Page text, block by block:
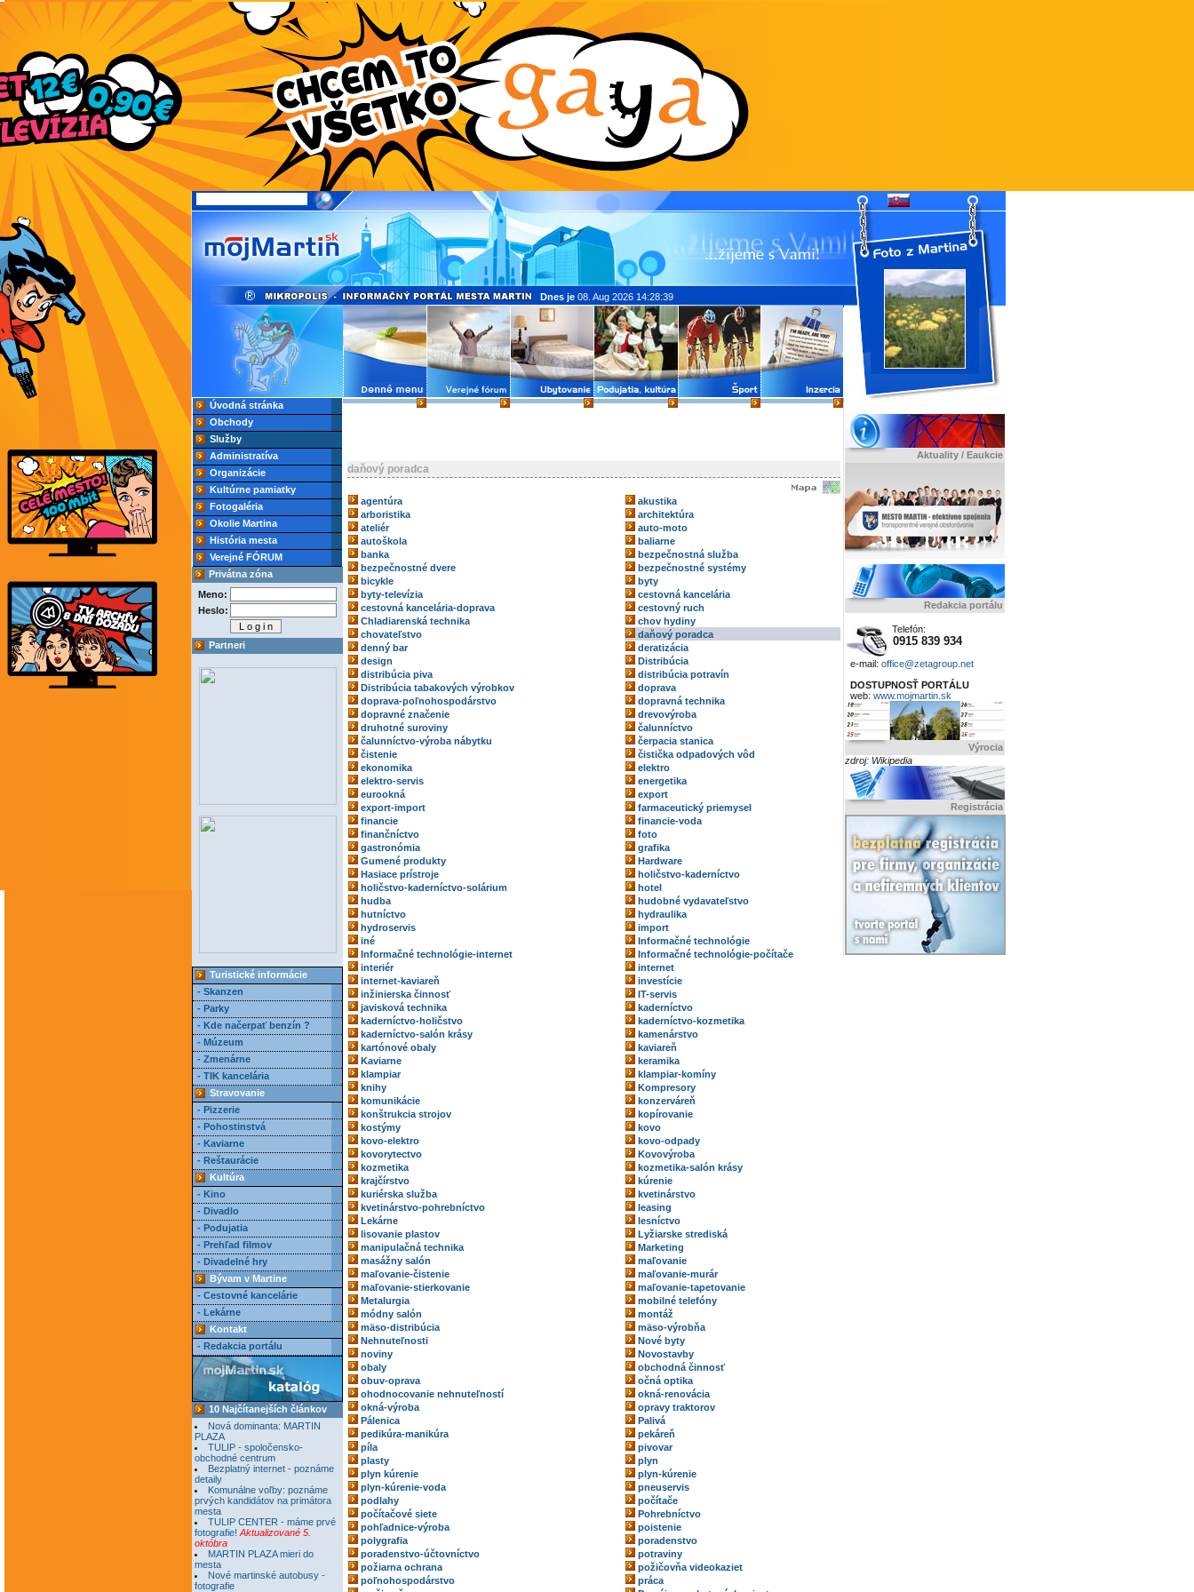
Úvodná stránka
Obchody
Služby
Administratíva
Organizácie
Kultúrne pamiatky
Fotogaléria
Okolie Martina
História mesta
Verejné FÓRUM
Privátna zóna
Meno:
Heslo:
Partneri
Turistické informácie
- Skanzen
- Parky
- Kde načerpať benzín ?
- Múzeum
- Zmenárne
- TIK kancelária
Stravovanie
- Pizzerie
- Pohostinstvá
- Kaviarne
- Reštaurácie
Kultúra
- Kino
- Divadlo
- Podujatia
- Prehľad filmov
- Divadelné hry
Bývam v Martine
- Cestovné kancelárie
- Lekárne
Kontakt
- Redakcia portálu
10 Najčítanejších článkov
Nová dominanta: MARTIN
PLAZA
TULIP - spoločensko-
obchodné centrum
Bezplatný internet - poznáme
detaily
Komunálne voľby: poznáme
prvých kandidátov na primátora
mesta
TULIP CENTER - máme prvé
fotografie! Aktualizované 5.
októbra
MARTIN PLAZA mieri do
mesta
Nové martinské autobusy -
fotografie
Aktuality / Eaukcie
Redakcia portálu
Telefón:
0915 839 934
e-mail: office@zetagroup.net
DOSTUPNOSŤ PORTÁLU
web: www.mojmartin.sk
Výrocia
zdroj: Wikipedia
Registrácia
Dnes je 08. Aug 2026 14:28:39
daňový poradca
agentúra
akustika
arboristika
architektúra
ateliér
auto-moto
autoškola
baliarne
banka
bezpečnostná služba
bezpečnostné dvere
bezpečnostné systémy
bicykle
byty
byty-televízia
cestovná kancelária
cestovná kancelária-doprava
cestovný ruch
Chladiarenská technika
chov hydiny
chovateľstvo
daňový poradca
denný bar
deratizácia
design
Distribúcia
distribúcia piva
distribúcia potravín
Distribúcia tabakových výrobkov
doprava
doprava-poľnohospodárstvo
dopravná technika
dopravné značenie
drevovýroba
druhotné suroviny
čalunníctvo
čalunníctvo-výroba nábytku
čerpacia stanica
čistenie
čistička odpadových vôd
ekonomika
elektro
elektro-servis
energetika
eurookná
export
export-import
farmaceutický priemysel
financie
financie-voda
finančníctvo
foto
gastronómia
grafika
Gumené produkty
Hardware
Hasiace prístroje
holičstvo-kaderníctvo
holičstvo-kaderníctvo-solárium
hotel
hudba
hudobné vydavateľstvo
hutníctvo
hydraulika
hydroservis
import
iné
Informačné technológie
Informačné technológie-internet
Informačné technológie-počítače
interiér
internet
internet-kaviareň
investície
inžinierska činnosť
IT-servis
javisková technika
kaderníctvo
kaderníctvo-holičstvo
kaderníctvo-kozmetika
kaderníctvo-salón krásy
kamenárstvo
kartónové obaly
kaviareň
Kaviarne
keramika
klampiar
klampiar-komíny
knihy
Kompresory
komunikácie
konzerváreň
konštrukcia strojov
kopírovanie
kostýmy
kovo
kovo-elektro
kovo-odpady
kovorytectvo
Kovovýroba
kozmetika
kozmetika-salón krásy
krajčírstvo
kúrenie
kuriérska služba
kvetinárstvo
kvetinárstvo-pohrebníctvo
leasing
Lekárne
lesníctvo
lisovanie plastov
Lyžiarske strediská
manipulačná technika
Marketing
masážny salón
maľovanie
maľovanie-čistenie
maľovanie-murár
maľovanie-stierkovanie
maľovanie-tapetovanie
Metalurgia
mobilné telefóny
módny salón
montáž
mäso-distribúcia
mäso-výrobňa
Nehnuteľnosti
Nové byty
noviny
Novostavby
obaly
obchodná činnosť
obuv-oprava
očná optika
ohodnocovanie nehnuteľností
okná-renovácia
okná-výroba
opravy traktorov
Pálenica
Palivá
pedikúra-manikúra
pekáreň
píla
pivovar
plasty
plyn
plyn kúrenie
plyn-kúrenie
plyn-kúrenie-voda
pneuservis
podlahy
počítače
počítačové siete
Pohrebníctvo
pohľadnice-výroba
poistenie
polygrafia
poradenstvo
poradenstvo-účtovníctvo
potraviny
požiarna ochrana
požičovňa videokaziet
poľnohospodárstvo
práca